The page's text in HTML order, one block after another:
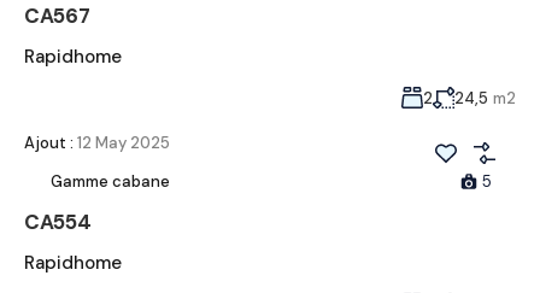
CA567
Rapidhome
2 24,5 m2
Ajout : 12 May 2025
Gamme cabane
5
CA554
Rapidhome